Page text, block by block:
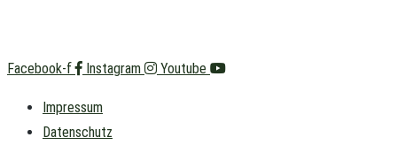
Facebook-f Instagram Youtube
Impressum
Datenschutz